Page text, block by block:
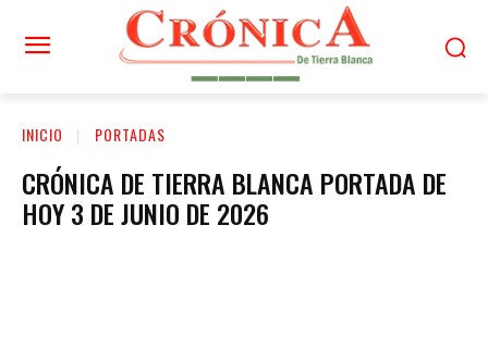
INICIO PORTADAS
CRÓNICA DE TIERRA BLANCA PORTADA DE
HOY 3 DE JUNIO DE 2026